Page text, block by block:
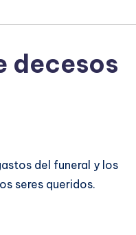
decesos
del funeral y los
seres queridos.